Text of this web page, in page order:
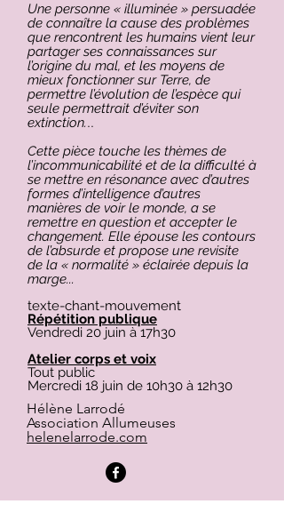
Une personne « illuminée » persuadée
de connaître la cause des problèmes
que rencontrent les humains vient leur
partager ses connaissances sur
l’origine du mal, et les moyens de
mieux fonctionner sur Terre, de
permettre l’évolution de l’espèce qui
seule permettrait d’éviter son
extinction...
Cette pièce touche les thèmes de
l’incommunicabilité et de la difficulté à
se mettre en résonance avec d’autres
formes d’intelligence d’autres
manières de voir le monde, a se
remettre en question et accepter le
changement. Elle épouse les contours
de l’absurde et propose une revisite
de la « normalité » éclairée depuis la
marge...
texte-chant-mouvement
Répétition publique
Vendredi 20 juin à 17h30
Atelier corps et voix
Tout public
Mercredi 18 juin de 10h30 à 12h30
Hélène Larrodé
Association Allumeuses
helenelarrode.com